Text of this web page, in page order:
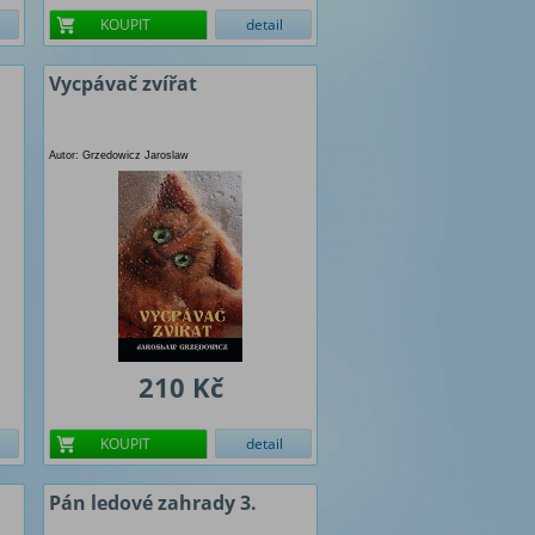
KOUPIT detail
Vycpávač zvířat
Autor: Grzedowicz Jaroslaw
210 Kč
KOUPIT detail
Pán ledové zahrady 3.